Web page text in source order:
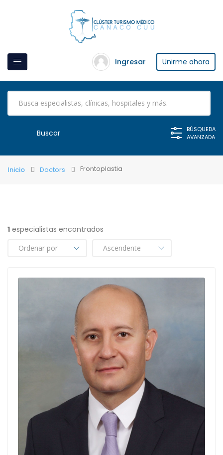
Ingresar Unirme ahora
BÚSQUEDA
AVANZADA
Inicio Doctors Frontoplastia
1 especialistas encontrados